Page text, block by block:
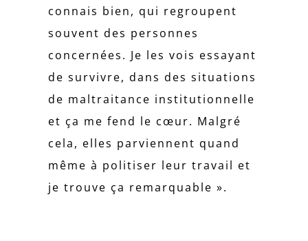
connais bien, qui regroupent
souvent des personnes
concernées. Je les vois essayant
de survivre, dans des situations
de maltraitance institutionnelle
et ça me fend le cœur. Malgré
cela, elles parviennent quand
même à politiser leur travail et
je trouve ça remarquable ».